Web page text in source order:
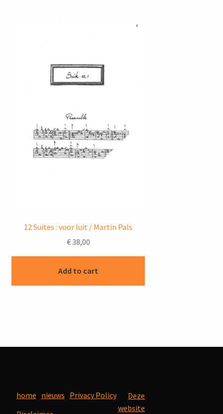
12 Suites : voor luit / Martin Pals
€38,00
Add to cart
home nieuws Privacy Policy
Deze
website